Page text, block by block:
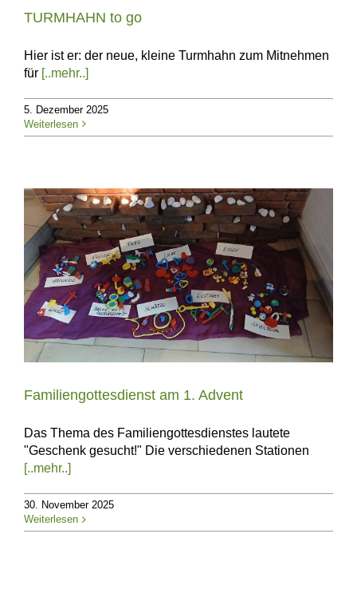
TURMHAHN to go
Hier ist er: der neue, kleine Turmhahn zum Mitnehmen
für [..mehr..]
5. Dezember 2025
Weiterlesen
Familiengottesdienst am 1. Advent
Das Thema des Familiengottesdienstes lautete
"Geschenk gesucht!" Die verschiedenen Stationen
[..mehr..]
30. November 2025
Weiterlesen